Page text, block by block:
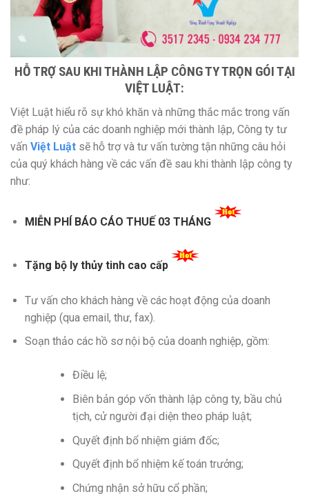
HỖ TRỢ SAU KHI THÀNH LẬP CÔNG TY TRỌN GÓI TẠI
VIỆT LUẬT:
Việt Luật hiểu rõ sự khó khăn và những thắc mắc trong vấn
đề pháp lý của các doanh nghiệp mới thành lập, Công ty tư
vấn Việt Luật sẽ hỗ trợ và tư vấn tường tận những câu hỏi
của quý khách hàng về các vấn đề sau khi thành lập công ty
như:
MIỄN PHÍ BÁO CÁO THUẾ 03 THÁNG
Tặng bộ ly thủy tinh cao cấp
Tư vấn cho khách hàng về các hoạt động của doanh
nghiệp (qua email, thư, fax).
Soạn thảo các hồ sơ nội bộ của doanh nghiệp, gồm:
Điều lệ;
Biên bản góp vốn thành lập công ty, bầu chủ
tịch, cử người đại diện theo pháp luật;
Quyết định bổ nhiệm giám đốc;
Quyết định bổ nhiệm kế toán trưởng;
Chứng nhận sở hữu cổ phần;